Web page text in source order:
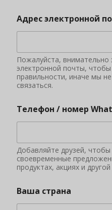
Адрес электронной
Пожалуйста, внимательно
электронной почты, чтобы
правильности, иначе мы
связаться.
Телефон / номер
Добавляйте друзей,
своевременные
продуктах, акциях и
Ваша страна